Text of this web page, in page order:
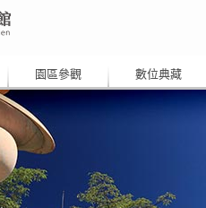
園區參觀 數位典藏